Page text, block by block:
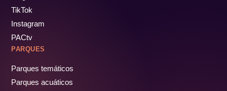
TikTok
Instagram
PACtv
PARQUES
Parques temáticos
Parques acuáticos